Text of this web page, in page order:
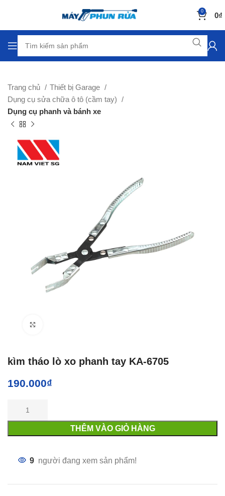
0 0₫
Trang chủ
Thiết bị Garage
Dụng cụ sửa chữa ô tô (cầm tay)
Dụng cụ phanh và bánh xe
kìm tháo lò xo phanh tay KA-6705
190.000₫
THÊM VÀO GIỎ HÀNG
9 người đang xem sản phẩm!